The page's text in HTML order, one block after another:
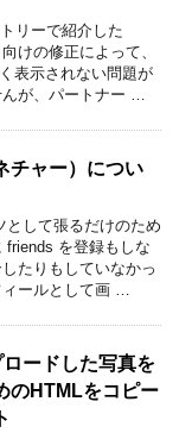
リーで紹介した
けの修正によって、
表示されない問題が
んが、パートナー …
チャー）につい
として張るだけのため
friends を登録もしな
たりもしていなかっ
ィールとして画 …
ードした写真を
のHTMLをコピー